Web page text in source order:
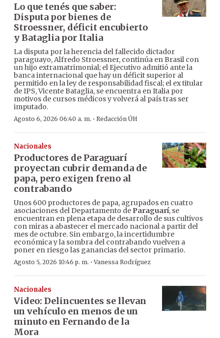
Lo que tenés que saber:
Disputa por bienes de
Stroessner, déficit encubierto
y Bataglia por Italia
La disputa por la herencia del fallecido dictador
paraguayo, Alfredo Stroessner, continúa en Brasil con
un hijo extramatrimonial; el Ejecutivo admitió ante la
banca internacional que hay un déficit superior al
permitido en la ley de responsabilidad fiscal; el ex titular
de IPS, Vicente Bataglia, se encuentra en Italia por
motivos de cursos médicos y volverá al país tras ser
imputado.
Agosto 6, 2026 06:40 a. m. · Redacción ÚH
Nacionales
Productores de Paraguarí
proyectan cubrir demanda de
papa, pero exigen freno al
contrabando
Unos 600 productores de papa, agrupados en cuatro
asociaciones del Departamento de Paraguarí, se
encuentran en plena etapa de desarrollo de sus cultivos
con miras a abastecer el mercado nacional a partir del
mes de octubre. Sin embargo, la incertidumbre
económica y la sombra del contrabando vuelven a
poner en riesgo las ganancias del sector primario.
Agosto 5, 2026 10:46 p. m. ·Vanessa Rodríguez
Nacionales
Video: Delincuentes se llevan
un vehículo en menos de un
minuto en Fernando de la
Mora